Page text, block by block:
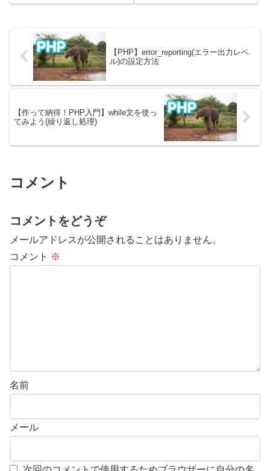
とは？error_reportingはPHPでの
【PHP】error_reporting(エラー出力レベ
ル)の設定方法
【作って納得！PHP入門】while文を使っ
てみよう(繰り返し処理)
コメント
コメントをどうぞ
メールアドレスが公開されることはありません。
コメント ※
名前
メール